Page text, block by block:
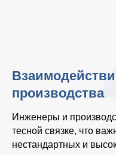
производства
Инженеры и
тесной связке, что
нестандартных и